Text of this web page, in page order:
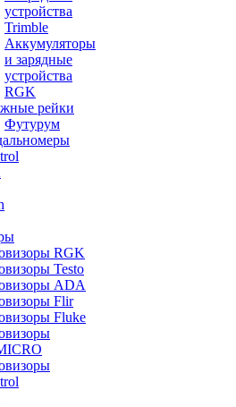
устройства
Trimble
Аккумуляторы
и зарядные
устройства
RGK
рейки
Футурум
RGK
Testo
ADA
Flir
Fluke